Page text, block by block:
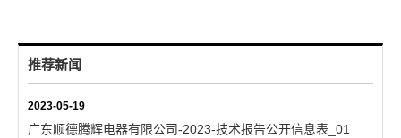
推荐新闻
2023-05-19
广东顺德腾辉电器有限公司-2023-技术报告公开信息表_01